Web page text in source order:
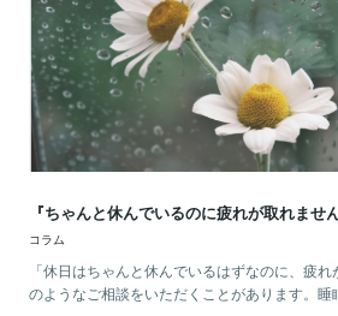
『ちゃんと休んでいるのに疲れが取れませ
コラム
「休日はちゃんと休んでいるはずなのに、疲
のようなご相談をいただくことがあります。睡